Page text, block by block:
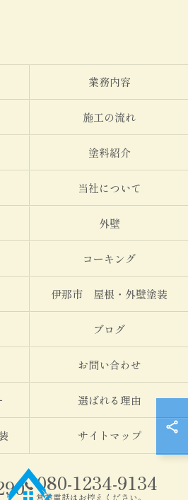
080-1234-9134
営業電話はお控えください。
業務内容
施工の流れ
塗料紹介
当社について
外壁
コーキング
伊那市 屋根・外壁塗装
ブログ
お問い合わせ
選ばれる理由
サイトマップ